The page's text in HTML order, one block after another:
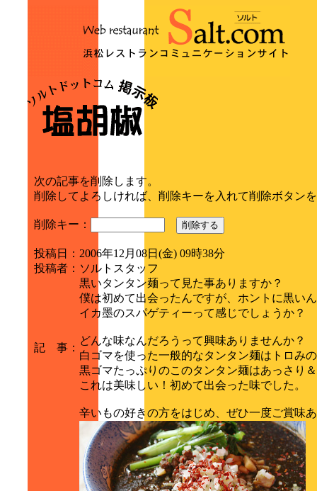
次の記事を削除します。
削除してよろしければ、削除キーを入れて削除ボタン
削除キー： 削除する
投稿日 ： 2006年12月08日(金) 09時38分
投稿者 ： ソルトスタッフ
記 事 ：
黒いタンタン麺って見た事ありますか？
僕は初めて出会ったんですが、ホントに黒い
イカ墨のスパゲティーって感じでしょうか？
どんな味なんだろうって興味ありませんか？
白ゴマを使った一般的なタンタン麺はトロみ
黒ゴマたっぷりのこのタンタン麺はあっさり
これは美味しい！初めて出会った味でした。
辛いもの好きの方をはじめ、ぜひ一度ご賞味